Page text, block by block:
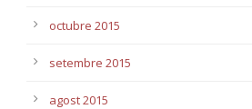
octubre 2015
setembre 2015
agost 2015